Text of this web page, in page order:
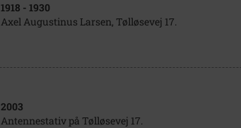
1918 - 1930
Axel Augustinus Larsen, Tølløsevej 17.
2003
Antennestativ på Tølløsevej 17.